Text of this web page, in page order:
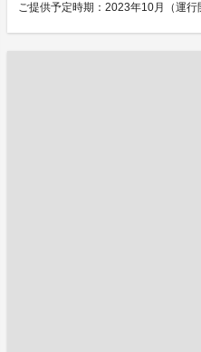
ご提供予定時期：2023年10月（運